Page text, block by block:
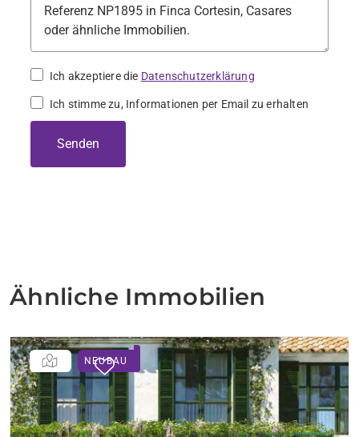
Ich akzeptiere die Datenschutzerklärung
Ich stimme zu, Informationen per Email zu erhalten
Senden
Ähnliche Immobilien
NEUBAU